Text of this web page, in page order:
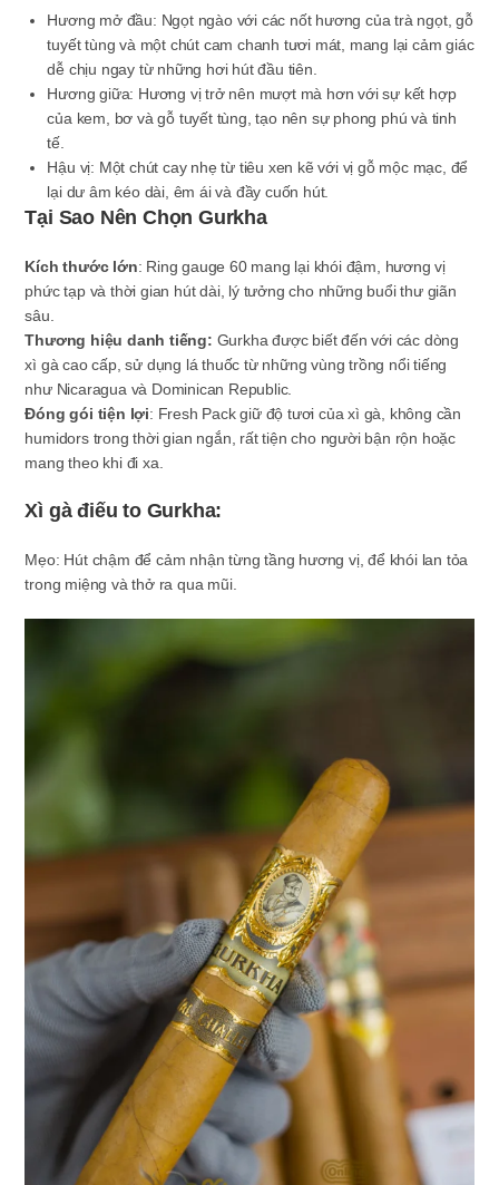
Hương mở đầu: Ngọt ngào với các nốt hương của trà ngọt, gỗ
tuyết tùng và một chút cam chanh tươi mát, mang lại cảm giác
dễ chịu ngay từ những hơi hút đầu tiên.
Hương giữa: Hương vị trở nên mượt mà hơn với sự kết hợp
của kem, bơ và gỗ tuyết tùng, tạo nên sự phong phú và tinh
tế.
Hậu vị: Một chút cay nhẹ từ tiêu xen kẽ với vị gỗ mộc mạc, để
lại dư âm kéo dài, êm ái và đầy cuốn hút.
Tại Sao Nên Chọn Gurkha
Kích thước lớn: Ring gauge 60 mang lại khói đậm, hương vị
phức tạp và thời gian hút dài, lý tưởng cho những buổi thư giãn
sâu.
Thương hiệu danh tiếng: Gurkha được biết đến với các dòng
xì gà cao cấp, sử dụng lá thuốc từ những vùng trồng nổi tiếng
như Nicaragua và Dominican Republic.
Đóng gói tiện lợi: Fresh Pack giữ độ tươi của xì gà, không cần
humidors trong thời gian ngắn, rất tiện cho người bận rộn hoặc
mang theo khi đi xa.
Xì gà điếu to Gurkha:
Mẹo: Hút chậm để cảm nhận từng tầng hương vị, để khói lan tỏa
trong miệng và thở ra qua mũi.